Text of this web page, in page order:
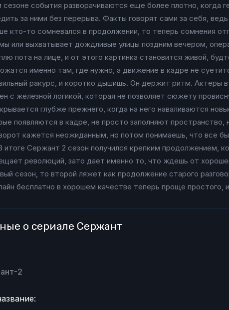
сезоне события разворачиваются еще более плотно, когда
за ними без перерыва. Факты говорят сами за себя,
кто-то сомневался в продолжении, то теперь сомнения
или выхватывает дождливые улицы поздним вечером,
пота на лице, и от этого картинка становится живой,
именно там, где нужно, а движение в кадре не
ракурс, и коротко дышишь. Он держит ритм. Актеры
с железной логикой, которая не позволяет сюжету
глубже прежнего, когда на него наваливаются
появляются в кадре, не просто заполняют
кажется неожиданным, но потом понимаешь, что все
Сержант 2 сезон получился крепким продолжением,
революций, зато дает именно то, что ждешь от
сезон, то второй ляжет как продолжение старого
бесплатно в хорошем качестве теперь проще простого,
о сериале Сержант
2